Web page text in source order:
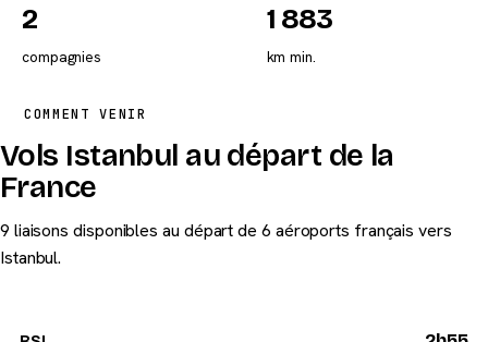
2
compagnies
1 883
km min.
COMMENT VENIR
Vols Istanbul au départ de la
France
9 liaisons disponibles au départ de 6 aéroports français vers
Istanbul.